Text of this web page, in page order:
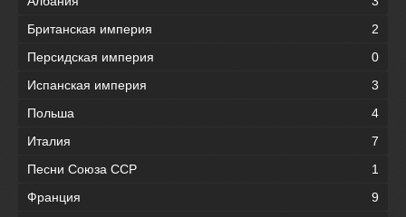
Британская империя
2
Персидская империя
0
Испанская империя
3
Польша
4
Италия
7
Песни Союза ССР
1
Франция
9